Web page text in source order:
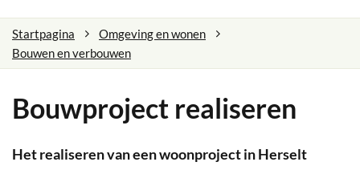
Startpagina
Omgeving en wonen
Bouwen en verbouwen
Bouwproject realiseren
Het realiseren van een woonproject in Herselt